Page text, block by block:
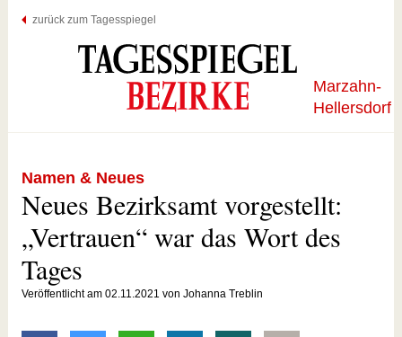
zurück zum Tagesspiegel
Marzahn-
Hellersdorf
Namen & Neues
Neues Bezirksamt vorgestellt:
„Vertrauen“ war das Wort des
Tages
Veröffentlicht am 02.11.2021 von Johanna Treblin